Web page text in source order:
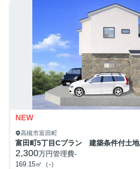
NEW
高槻市富田町
富田町5丁目Cプラン 建築条件付土地
2,300万円管理費-
169.15㎡（-）